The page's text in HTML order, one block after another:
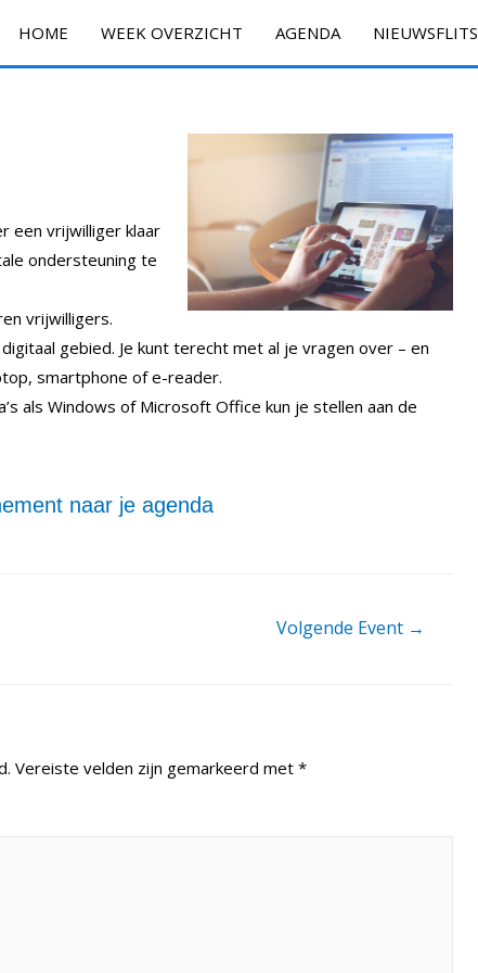
HOME WEEK OVERZICHT AGENDA NIEUWSFLITS
een vrijwilliger klaar
ondersteuning te
vrijwilligers.
gebied. Je kunt terecht met al je vragen over – en
smartphone of e-reader.
als Windows of Microsoft Office kun je stellen aan de
naar je agenda
Volgende Event →
Vereiste velden zijn gemarkeerd met *